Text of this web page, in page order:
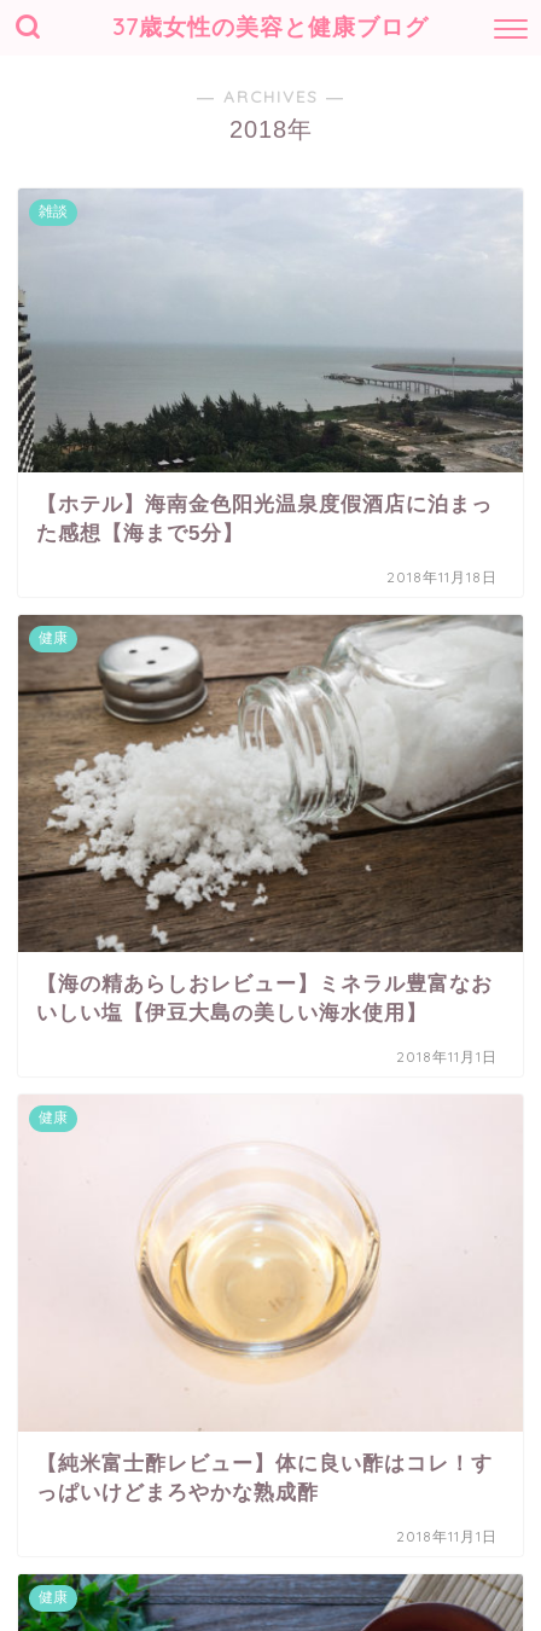
37歳女性の美容と健康ブログ
― ARCHIVES ―
2018年
雑談
【ホテル】海南金色阳光温泉度假酒店に泊まっ
た感想【海まで5分】
2018年11月18日
健康
【海の精あらしおレビュー】ミネラル豊富なお
いしい塩【伊豆大島の美しい海水使用】
2018年11月1日
健康
【純米富士酢レビュー】体に良い酢はコレ！す
っぱいけどまろやかな熟成酢
2018年11月1日
健康